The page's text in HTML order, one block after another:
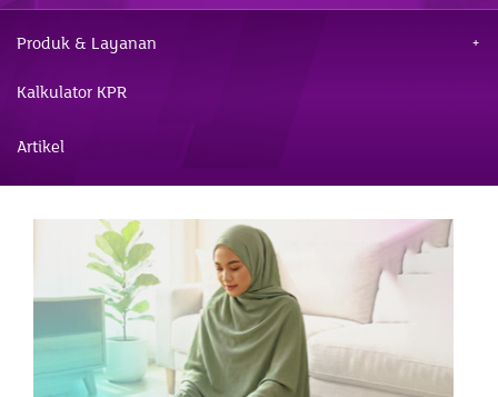
Produk & Layanan
Kalkulator KPR
Artikel